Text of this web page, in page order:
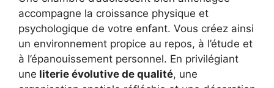
accompagne la croissance physique et
psychologique de votre enfant. Vous créez ainsi
un environnement propice au repos, à l’étude et
à l’épanouissement personnel. En privilégiant
une literie évolutive de qualité, une